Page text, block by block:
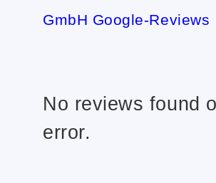
GmbH Google-Reviews
No reviews found
error.